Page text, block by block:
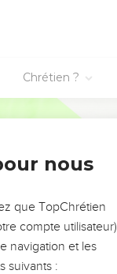
Chrétien ?
nous
que TopChrétien
compte utilisateur)
navigation et les
suivants :